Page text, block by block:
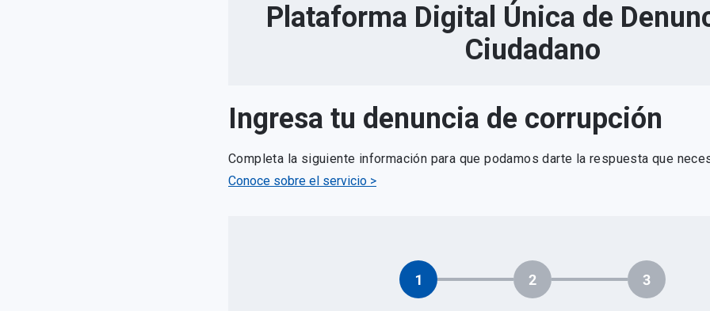
Plataforma Digital Única de
Ciudadano
Ingresa tu denuncia de corrupción
Completa la siguiente información para que podamos darte la respuesta que
Conoce sobre el servicio >
1 2 3